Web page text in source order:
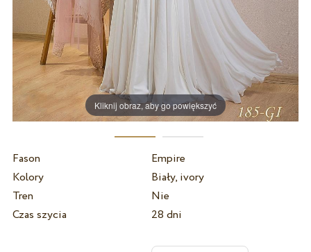
Kliknij obraz, aby go powiększyć
Fason
Empire
Kolory
Biały, ivory
Tren
Nie
Czas szycia
28 dni